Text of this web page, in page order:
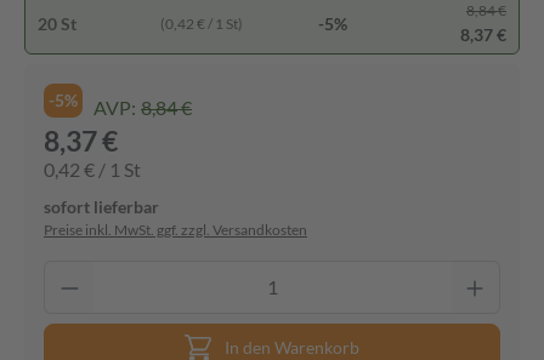
20 St (0,42 € / 1 St) -5%
8,84 €
8,37 €
-5% AVP: 8,84 €
8,37 €
0,42 € / 1 St
sofort lieferbar
Preise inkl. MwSt. ggf. zzgl. Versandkosten
In den Warenkorb